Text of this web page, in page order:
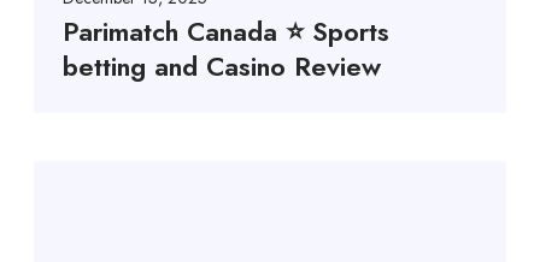
Parimatch Canada ⭐️ Sports
betting and Casino Review